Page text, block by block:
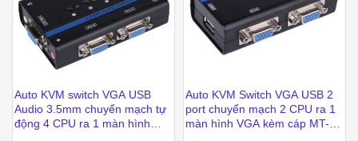
Auto KVM switch VGA USB
Audio 3.5mm chuyển mạch tự
động 4 CPU ra 1 màn hình
Auto KVM Switch VGA USB 2
port chuyển mạch 2 CPU ra 1
màn hình VGA kèm cáp MT-